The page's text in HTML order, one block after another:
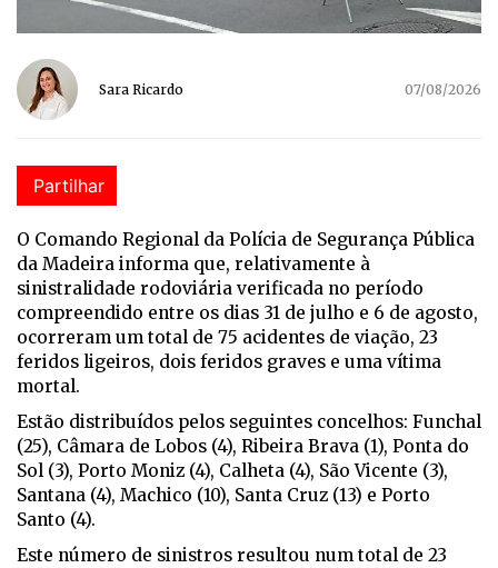
Sara Ricardo 07/08/2026
Partilhar
O Comando Regional da Polícia de Segurança Pública
da Madeira informa que, relativamente à
sinistralidade rodoviária verificada no período
compreendido entre os dias 31 de julho e 6 de agosto,
ocorreram um total de 75 acidentes de viação, 23
feridos ligeiros, dois feridos graves e uma vítima
mortal.
Estão distribuídos pelos seguintes concelhos: Funchal
(25), Câmara de Lobos (4), Ribeira Brava (1), Ponta do
Sol (3), Porto Moniz (4), Calheta (4), São Vicente (3),
Santana (4), Machico (10), Santa Cruz (13) e Porto
Santo (4).
Este número de sinistros resultou num total de 23